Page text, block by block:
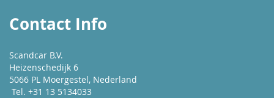
Contact Info
Scandcar B.V.
Heizenschedijk 6
5066 PL Moergestel, Nederland
Tel. +31 13 5134033